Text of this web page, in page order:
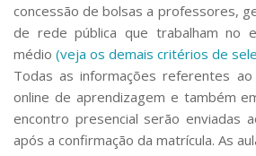
concessão de bolsas a professores,
de rede pública que trabalham no
médio (veja os demais critérios de
Todas as informações referentes
online de aprendizagem e também
encontro presencial serão enviadas
após a confirmação da matrícula. As